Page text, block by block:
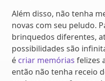
Além disso, não tenha
novas com seu peludo.
brinquedos diferentes,
possibilidades são
é criar memórias felizes
então não tenha receio